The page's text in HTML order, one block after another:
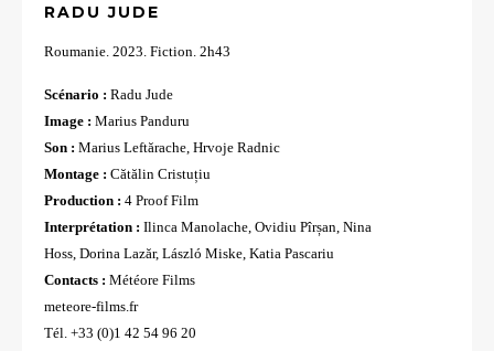
RADU JUDE
Roumanie. 2023. Fiction. 2h43
Scénario : Radu Jude
Image : Marius Panduru
Son : Marius Leftărache, Hrvoje Radnic
Montage : Cătălin Cristuțiu
Production : 4 Proof Film
Interprétation : Ilinca Manolache, Ovidiu Pîrșan, Nina
Hoss, Dorina Lazăr, László Miske, Katia Pascariu
Contacts : Météore Films
meteore-films.fr
Tél. +33 (0)1 42 54 96 20